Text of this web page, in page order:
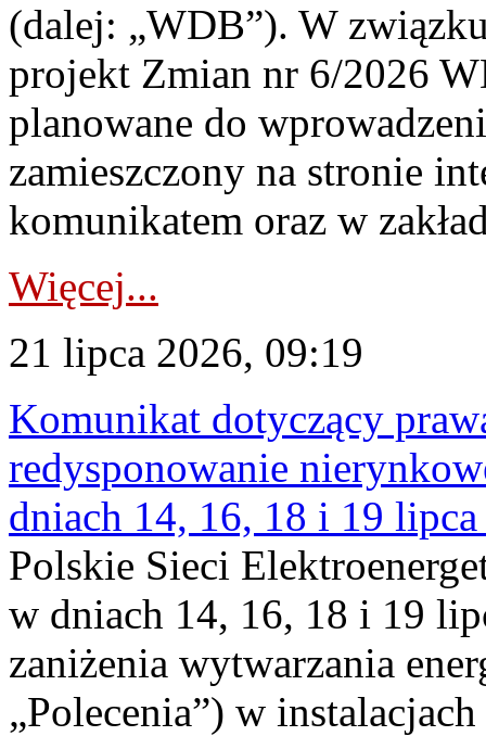
(dalej: „WDB”). W
projekt Zmian nr 6/2026
planowane do
zamieszczony na stronie
komunikatem oraz w
Więcej...
21 lipca 2026, 09:19
Komunikat dotyczący
redysponowanie
dniach 14, 16, 18 i 19
Polskie Sieci
w dniach 14, 16, 18 i 19
zaniżenia wytwarzania
„Polecenia”) w